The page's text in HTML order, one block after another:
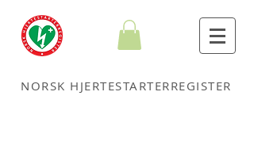
NORSK HJERTESTARTERREGISTER